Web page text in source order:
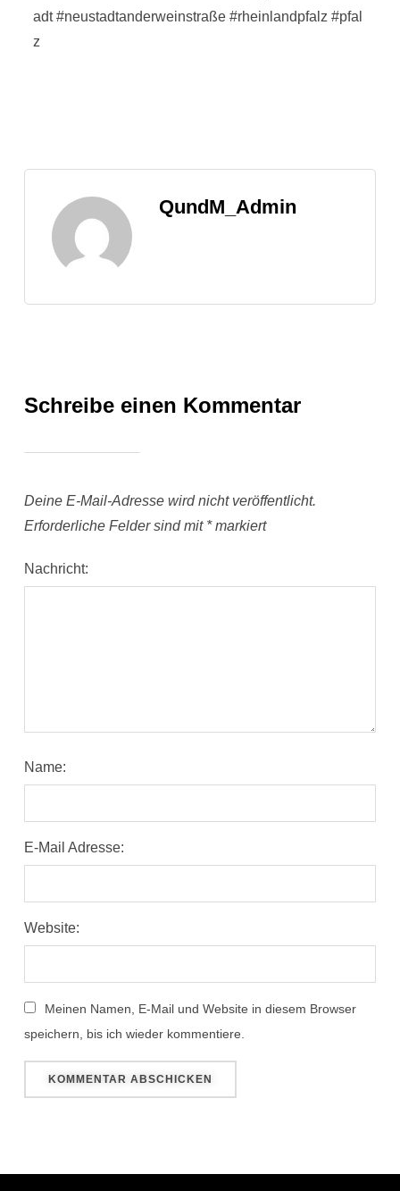
adt #neustadtanderweinstraße #rheinlandpfalz #pfal
z
QundM_Admin
Schreibe einen Kommentar
Deine E-Mail-Adresse wird nicht veröffentlicht.
Erforderliche Felder sind mit *markiert
Nachricht:
Name:
E-Mail Adresse:
Website:
Meinen Namen, E-Mail und Website in diesem Browser
speichern, bis ich wieder kommentiere.